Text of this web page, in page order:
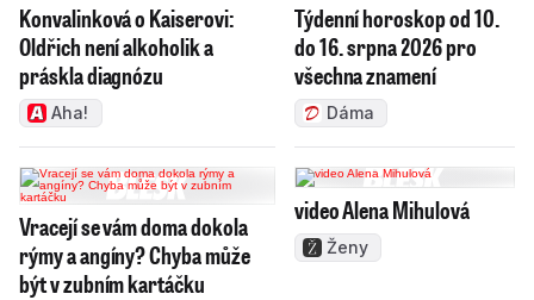
Konvalinková o Kaiserovi:
Oldřich není alkoholik a
práskla diagnózu
Aha!
Týdenní horoskop od 10.
do 16. srpna 2026 pro
všechna znamení
Dáma
Vracejí se vám doma dokola
rýmy a angíny? Chyba může
být v zubním kartáčku
video Alena Mihulová
Ženy